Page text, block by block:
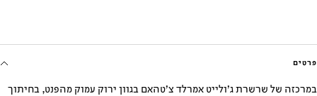
פרטים
במרכזה של שרשרת ג׳ולייט אמרלד צ׳טהאם בגוון ירוק עמוק מהפנט, בחיתוך